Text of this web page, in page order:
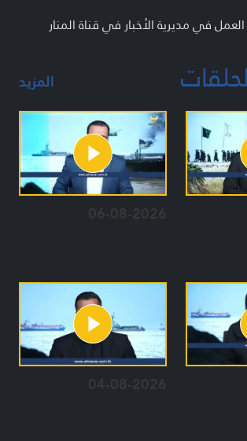
في مديرية الأخبار في قناة المنار
المزيد
06-08-2026
04-08-2026